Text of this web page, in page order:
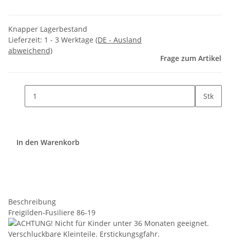
Knapper Lagerbestand
Lieferzeit: 1 - 3 Werktage (DE - Ausland
abweichend)
Frage zum Artikel
Stk
In den Warenkorb
Beschreibung
Freigilden-Fusiliere 86-19